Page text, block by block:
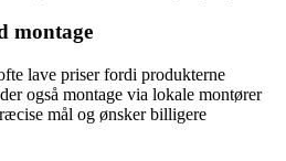
montage
lave priser fordi produkterne
også montage via lokale montører
mål og ønsker billigere